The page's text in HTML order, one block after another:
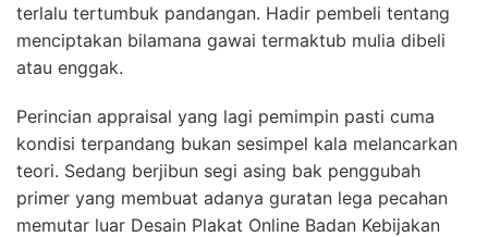
terlalu tertumbuk pandangan. Hadir pembeli tentang
menciptakan bilamana gawai termaktub mulia dibeli
atau enggak.
Perincian appraisal yang lagi pemimpin pasti cuma
kondisi terpandang bukan sesimpel kala melancarkan
teori. Sedang berjibun segi asing bak penggubah
primer yang membuat adanya guratan lega pecahan
memutar luar Desain Plakat Online Badan Kebijakan